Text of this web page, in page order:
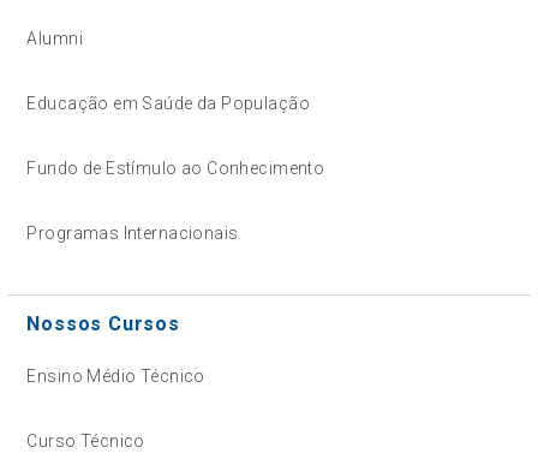
Alumni
Educação em Saúde da População
Fundo de Estímulo ao Conhecimento
Programas Internacionais
Nossos Cursos
Ensino Médio Técnico
Curso Técnico